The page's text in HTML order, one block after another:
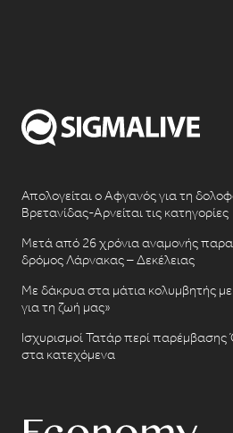
Απολογείται ο Αφγανός για τη
Βρετανίδας-Αρνείται τις κατηγορίες
Μετά από 26 χρόνια αναμονής
δρόμος Λάρνακας – Δεκέλειας
Με δάκρυα στα μάτια κολυμβητής με
για τη ζωή μας»
Ισχυρισμοί Τατάρ περί παρέμβασης
στα κατεχόμενα